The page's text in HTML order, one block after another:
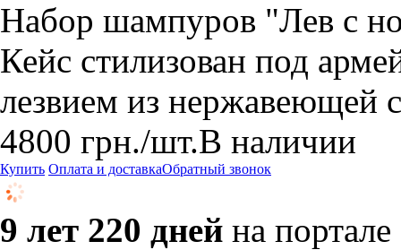
Набор шампуров "Лев с
Кейс стилизован под
лезвием из нержавеющей
4800 грн./шт.В наличии
Купить Оплата и доставкаОбратный звонок
9 лет 220 дней на портале